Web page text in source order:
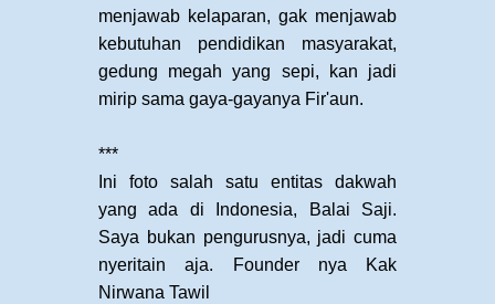
menjawab kelaparan, gak menjawab
kebutuhan pendidikan masyarakat,
gedung megah yang sepi, kan jadi
mirip sama gaya-gayanya Fir'aun.
***
Ini foto salah satu entitas dakwah
yang ada di Indonesia, Balai Saji.
Saya bukan pengurusnya, jadi cuma
nyeritain aja. Founder nya Kak
Nirwana Tawil